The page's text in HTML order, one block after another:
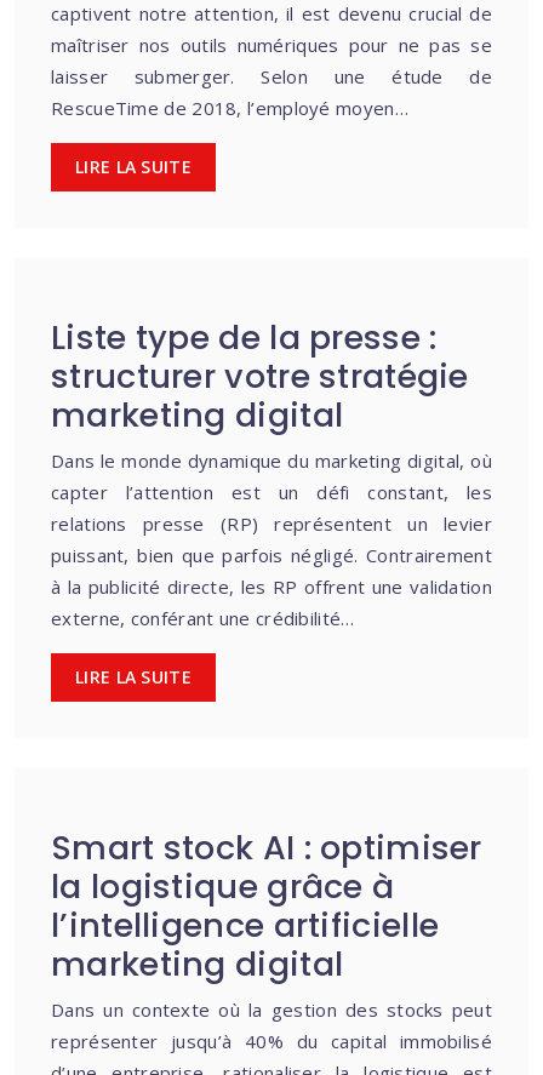
captivent notre attention, il est devenu crucial de
maîtriser nos outils numériques pour ne pas se
laisser submerger. Selon une étude de
RescueTime de 2018, l’employé moyen…
LIRE LA SUITE
Liste type de la presse :
structurer votre stratégie
marketing digital
Dans le monde dynamique du marketing digital, où
capter l’attention est un défi constant, les
relations presse (RP) représentent un levier
puissant, bien que parfois négligé. Contrairement
à la publicité directe, les RP offrent une validation
externe, conférant une crédibilité…
LIRE LA SUITE
Smart stock AI : optimiser
la logistique grâce à
l’intelligence artificielle
marketing digital
Dans un contexte où la gestion des stocks peut
représenter jusqu’à 40% du capital immobilisé